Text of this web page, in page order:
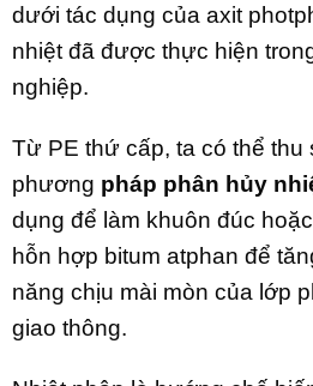
dưới tác dụng của axit
nhiệt đã được thực hiện
nghiệp.
Từ PE thứ cấp, ta có thể thu
phương pháp phân hủy
dụng để làm khuôn đúc
hỗn hợp bitum atphan để
năng chịu mài mòn của lớp
giao thông.